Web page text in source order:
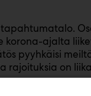
tapahtumatalo.
korona-ajalta
pyyhkäisi
on